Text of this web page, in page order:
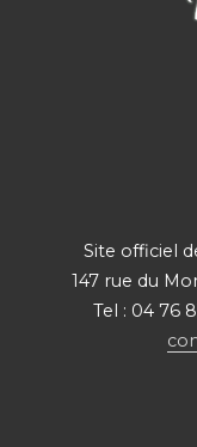
Site officiel
147 rue du
Tel : 04 76